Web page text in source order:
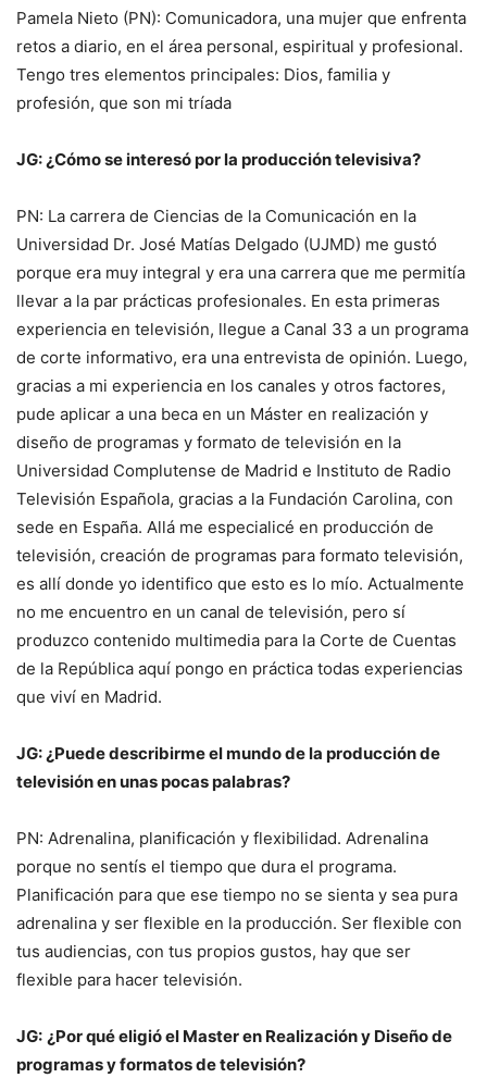
Pamela Nieto (PN): Comunicadora, una mujer que enfrenta
retos a diario, en el área personal, espiritual y profesional.
Tengo tres elementos principales: Dios, familia y
profesión, que son mi tríada
JG: ¿Cómo se interesó por la producción televisiva?
PN: La carrera de Ciencias de la Comunicación en la
Universidad Dr. José Matías Delgado (UJMD) me gustó
porque era muy integral y era una carrera que me permitía
llevar a la par prácticas profesionales. En esta primeras
experiencia en televisión, llegue a Canal 33 a un programa
de corte informativo, era una entrevista de opinión. Luego,
gracias a mi experiencia en los canales y otros factores,
pude aplicar a una beca en un Máster en realización y
diseño de programas y formato de televisión en la
Universidad Complutense de Madrid e Instituto de Radio
Televisión Española, gracias a la Fundación Carolina, con
sede en España. Allá me especialicé en producción de
televisión, creación de programas para formato televisión,
es allí donde yo identifico que esto es lo mío. Actualmente
no me encuentro en un canal de televisión, pero sí
produzco contenido multimedia para la Corte de Cuentas
de la República aquí pongo en práctica todas experiencias
que viví en Madrid.
JG: ¿Puede describirme el mundo de la producción de
televisión en unas pocas palabras?
PN: Adrenalina, planificación y flexibilidad. Adrenalina
porque no sentís el tiempo que dura el programa.
Planificación para que ese tiempo no se sienta y sea pura
adrenalina y ser flexible en la producción. Ser flexible con
tus audiencias, con tus propios gustos, hay que ser
flexible para hacer televisión.
JG: ¿Por qué eligió el Master en Realización y Diseño de
programas y formatos de televisión?